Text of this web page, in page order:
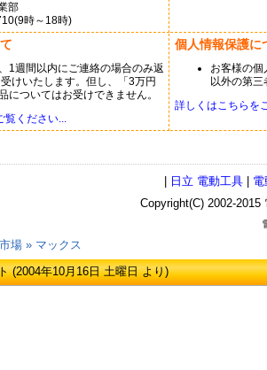
部
時～18時)
1週間以内にご連絡の場合のみ返
けいたします。但し、「3万円
についてはお受けできません。
覧ください...
個人情報保護に
お客様の個
以外の第
詳しくはこちらを
日立 電動工具|
Copyright(C) 2002-
場 » マックス
(2004年10月16日 土曜日 より)